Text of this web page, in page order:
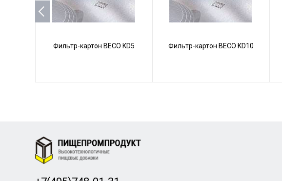
Фильтр-картон BECO KD5 Фильтр-картон BECO KD10